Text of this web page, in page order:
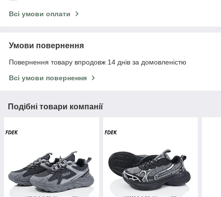
Всі умови оплати
Умови повернення
Повернення товару впродовж 14 днів за домовленістю
Всі умови повернення
Подібні товари компанії